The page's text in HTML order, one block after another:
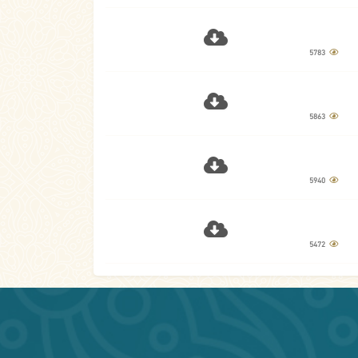
5783
5863
5940
5472